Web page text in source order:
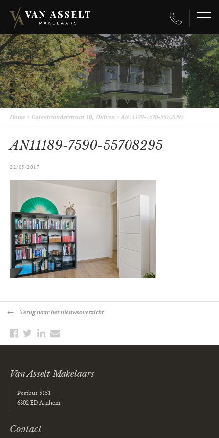
Home > Colenbranderstraat 10, Duiven >AN11189-7590-55708295
AN11189-7590-55708295
22/05/2017
Terugnaar het nieuwsoverzicht
Van Asselt Makelaars
Postbus 5151
6802 ED Arnhem
Contact